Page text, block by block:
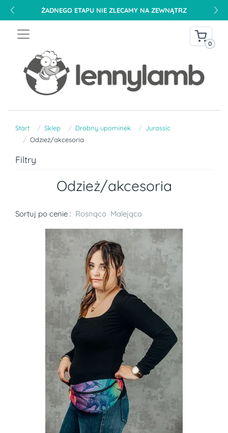
ŻADNEGO ETAPU NIE ZLECAMY NA ZEWNĄTRZ
0
Start Sklep Drobny upominek
Jurassic
Odzież/akcesoria
Filtry
Odzież/akcesoria
Sortuj po cenie : Rosnąco Malejąco